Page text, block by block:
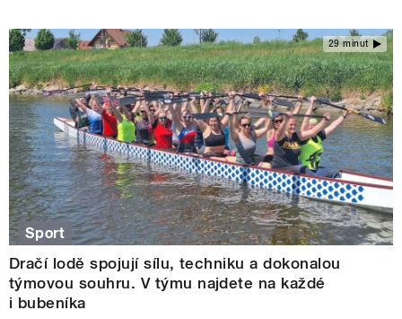
29 minut
Sport
Dračí lodě spojují sílu, techniku a dokonalou
týmovou souhru. V týmu najdete na každé
i bubeníka